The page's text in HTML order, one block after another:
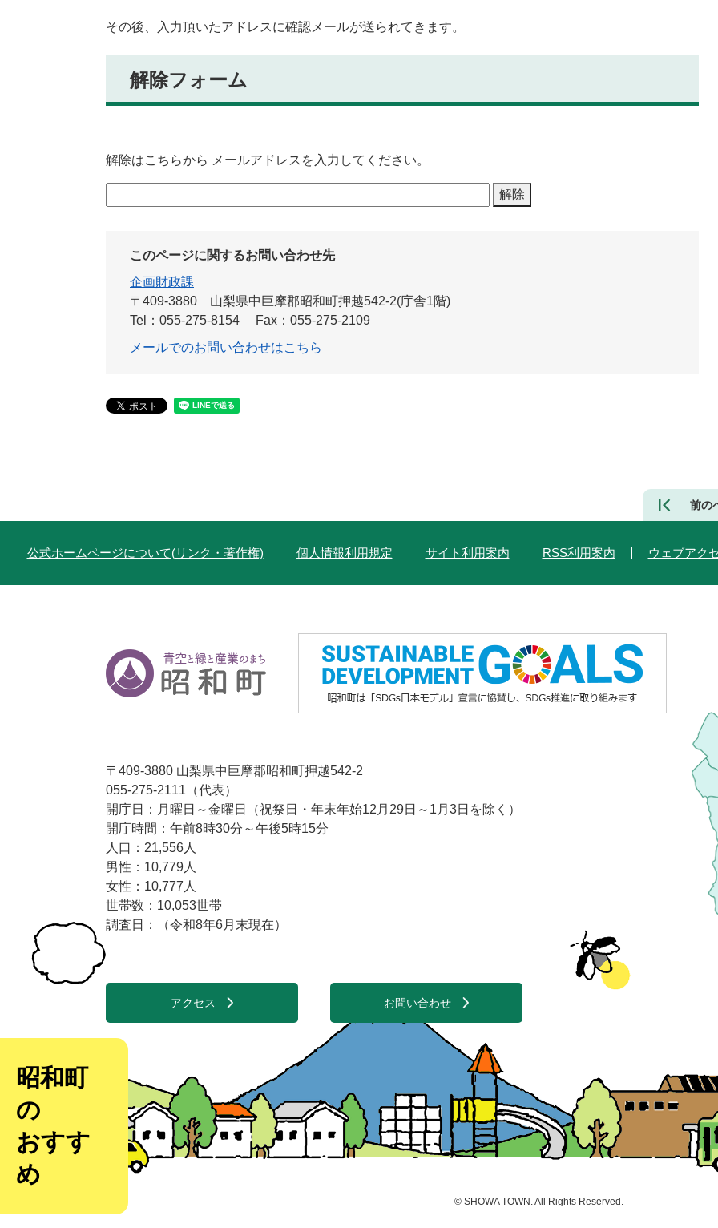
その後、入力頂いたアドレスに確認メールが送られてきます。
解除フォーム
解除はこちらから メールアドレスを入力してください。
このページに関するお問い合わせ先
企画財政課
〒409-3880
山梨県中巨摩郡昭和町押越542-2(庁舎1階)
Tel：055-275-8154
Fax：055-275-2109
メールでのお問い合わせはこちら
前の
公式ホームページについて(リンク・著作権) 個人情報利用規定 サイト利用案内 RSS利用案内 ウェブアク
〒409-3880 山梨県中巨摩郡昭和町押越542-2
055-275-2111（代表）
開庁日：月曜日～金曜日（祝祭日・年末年始12月29日～1月3日を除く）
開庁時間：午前8時30分～午後5時15分
人口：21,556人
男性：10,779人
女性：10,777人
世帯数：10,053世帯
調査日：（令和8年6月末現在）
アクセス お問い合わせ
© SHOWA TOWN . All Rights Reserved.
昭和町
の
おすす
め